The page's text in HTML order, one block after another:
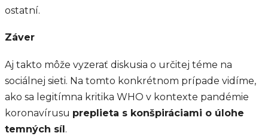
ostatní.
Záver
Aj takto môže vyzerať diskusia o určitej téme na
sociálnej sieti. Na tomto konkrétnom prípade vidíme,
ako sa legitímna kritika WHO v kontexte pandémie
koronavírusu preplieta s konšpiráciami o úlohe
temných síl .